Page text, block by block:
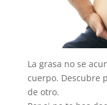
La grasa no se
cuerpo. Descubre
de otro.